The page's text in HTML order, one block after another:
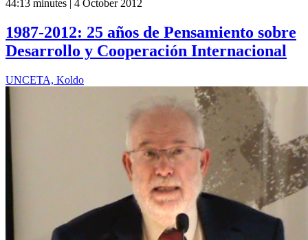
44:13 minutes | 4 October 2012
1987-2012: 25 años de Pensamiento sobre
Desarrollo y Cooperación Internacional
UNCETA, Koldo